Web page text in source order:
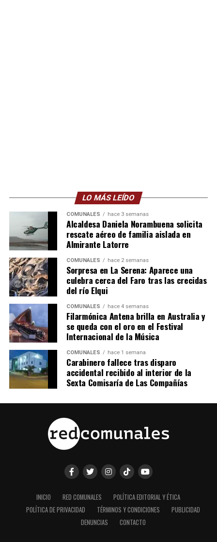
LO MÁS LEÍDO
COMUNALES hace 3 semanas
Alcaldesa Daniela Norambuena solicita
rescate aéreo de familia aislada en
Almirante Latorre
COMUNALES hace 2 semanas
Sorpresa en La Serena: Aparece una
culebra cerca del Faro tras las crecidas
del río Elqui
COMUNALES hace 4 semanas
Filarmónica Antena brilla en Australia y
se queda con el oro en el Festival
Internacional de la Música
COMUNALES hace 1 semana
Carabinero fallece tras disparo
accidental recibido al interior de la
Sexta Comisaría de Las Compañías
INICIO RED COMUNALES
POLÍTICA EDITORIAL Y ÉTICA
POLÍTICA DE PRIVACIDAD
TÉRMINOS Y CONDICIONES
PUBLICIDAD
DENUNCIAS
CONTACTO